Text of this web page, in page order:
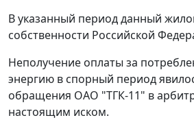
В указанный период данный
собственности Российской
Неполучение оплаты за
энергию в спорный период
обращения ОАО "ТГК-11" в
настоящим иском.